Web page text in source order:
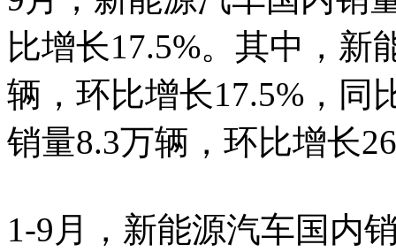
比增长17.5%。其中，新
辆，环比增长17.5%，同
销量8.3万辆，环比增长
1-9月，新能源汽车国内